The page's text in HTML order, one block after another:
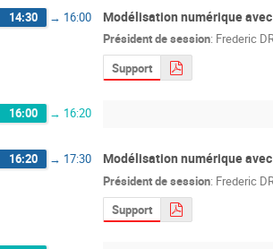
14:30 → 16:00 Modélisation numérique
Président de session: Frederic
Support
16:00 → 16:20
16:20 → 17:30 Modélisation numérique
Président de session: Frederic
Support